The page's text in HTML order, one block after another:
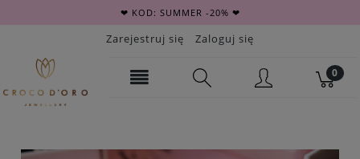
❤ KOD: SUMMER -20% ❤
Zarejestruj się Zaloguj się